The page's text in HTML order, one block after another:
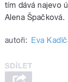
tím dává najevo
Alena Špačková.
autoři: Eva